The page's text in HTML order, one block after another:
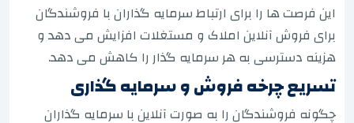
این فرصت ها را برای ارتباط سرمایه گذاران با فروشندگان
برای فروش آنلاین املاک و مستغلات افزایش می دهد و
هزینه دسترسی به هر سرمایه گذار را کاهش می دهد.
تسریع چرخه فروش و سرمایه گذاری
چگونه فروشندگان را به صورت آنلاین با سرمایه گذاران